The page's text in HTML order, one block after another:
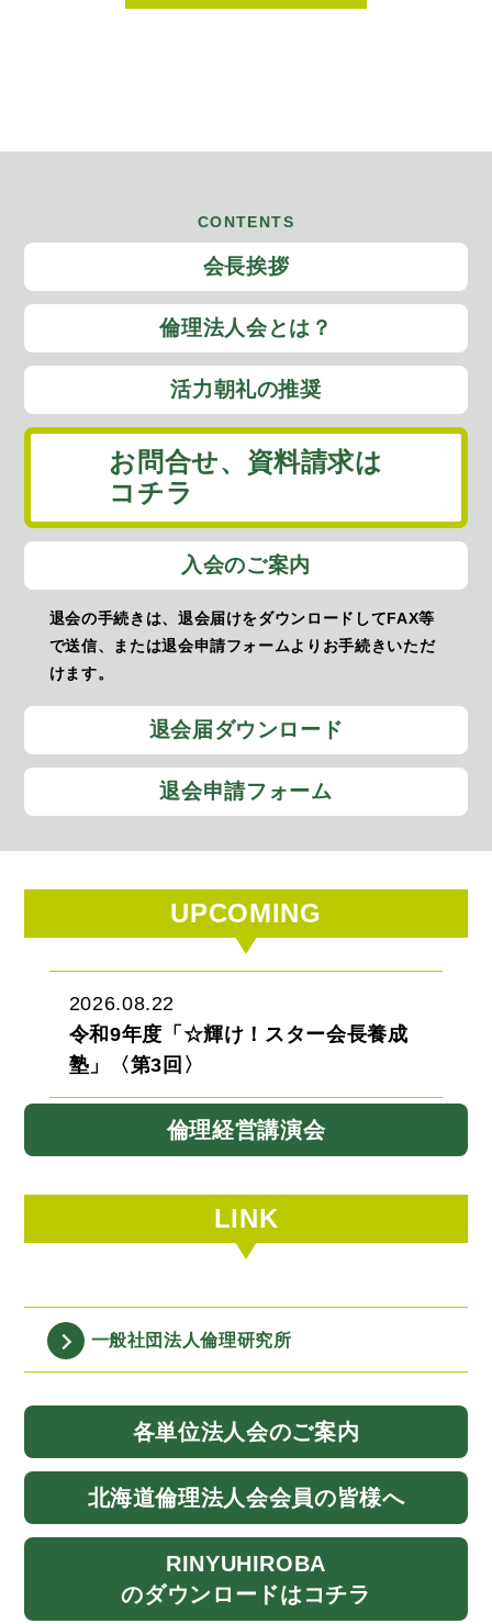
CONTENTS
会長挨拶
倫理法人会とは？
活力朝礼の推奨
お問合せ、 資料請求は
コチラ
入会のご案内
退会の手続きは、退会届けをダウンロードしてFAX等
で送信、または退会申請フォームよりお手続きいただ
けます。
退会届ダウンロード
退会申請フォーム
UPCOMING
2026.08.22
令和9年度「☆輝け！スター会長養成
塾」〈第3回〉
倫理経営講演会
LINK
一般社団法人倫理研究所
各単位法人会のご案内
北海道倫理法人会会員の皆様へ
RINYUHIROBA
のダウンロードはコチラ